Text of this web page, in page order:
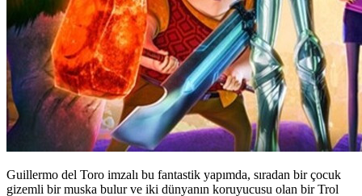
Guillermo del Toro imzalı bu fantastik yapımda, sıradan bir çocuk
gizemli bir muska bulur ve iki dünyanın koruyucusu olan bir Trol